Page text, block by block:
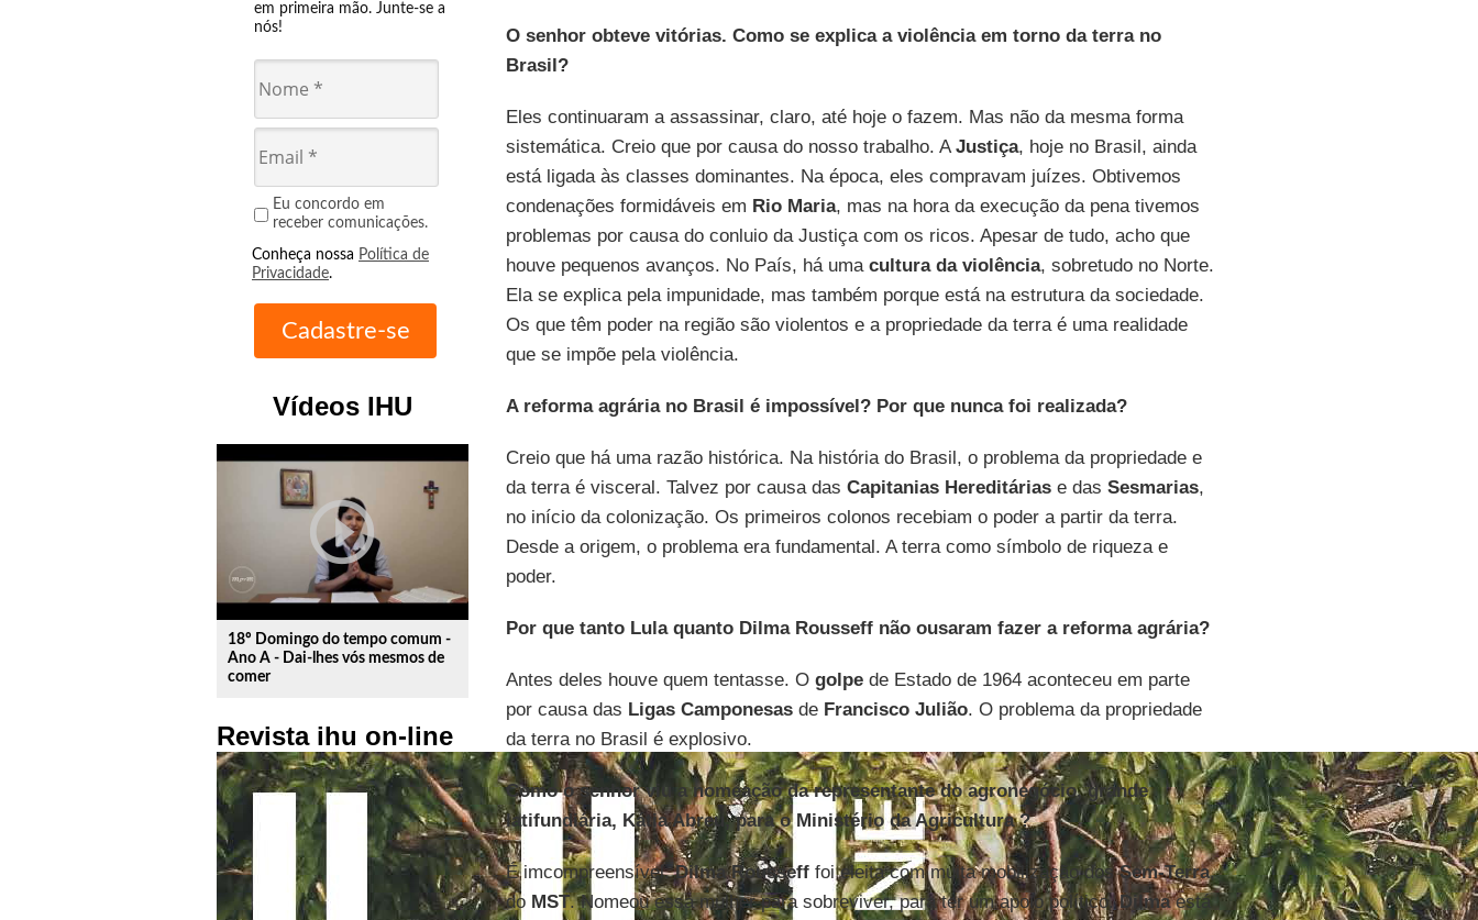
em primeira mão. Junte-se a
nós!
Eu concordo em
receber comunicações.
Conheça nossa Política de
Privacidade.
Vídeos IHU
play_circle_outline
18º Domingo do tempo comum -
Ano A - Dai-lhes vós mesmos de
comer
Revista ihu on-line
O senhor obteve vitórias. Como se explica a violência em torno da terra no
Brasil?
Eles continuaram a assassinar, claro, até hoje o fazem. Mas não da mesma forma
sistemática. Creio que por causa do nosso trabalho. AJustiça, hoje no Brasil, ainda
está ligada às classes dominantes. Na época, eles compravam juízes. Obtivemos
condenações formidáveis em Rio Maria, mas na hora da execução da pena tivemos
problemas por causa do conluio da Justiça com os ricos. Apesar de tudo, acho que
houve pequenos avanços. No País, há uma cultura da violência, sobretudo no Norte.
Ela se explica pela impunidade, mas também porque está na estrutura da sociedade.
Os que têm poder na região são violentos e a propriedade da terra é uma realidade
que se impõe pela violência.
A reforma agrária no Brasil é impossível? Por que nunca foi realizada?
Creio que há uma razão histórica. Na história do Brasil, o problema da propriedade e
da terra é visceral. Talvez por causa das Capitanias Hereditáriase das Sesmarias,
no início da colonização. Os primeiros colonos recebiam o poder a partir da terra.
Desde a origem, o problema era fundamental. A terra como símbolo de riqueza e
poder.
Por que tanto Lula quanto Dilma Rousseff não ousaram fazer a reforma agrária?
Antes deles houve quem tentasse. O golpede Estado de 1964 aconteceu em parte
por causa das Ligas Camponesas deFrancisco Julião. O problema da propriedade
da terra no Brasil é explosivo.
Como o senhor viu a nomeação da representante do agronegócio, grande
latifundiária, Kátia Abreu, para o Ministério da Agricultura ?
É imcompreensível.Dilma Roussefffoi eleita com muita mobilização dosSem-Terra,
do MST. Nomeou essa mulher para sobreviver, para ter um apoio político.Dilmaestá